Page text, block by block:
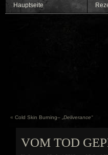
Hauptseite
« Cold Skin Burning– „Deliverance“
VOM TOD